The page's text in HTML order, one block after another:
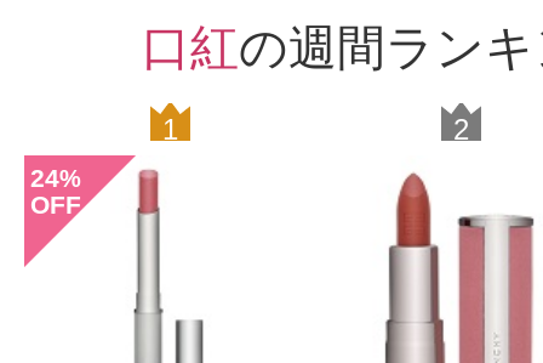
口紅の週間ラン
1
24%
OFF
2